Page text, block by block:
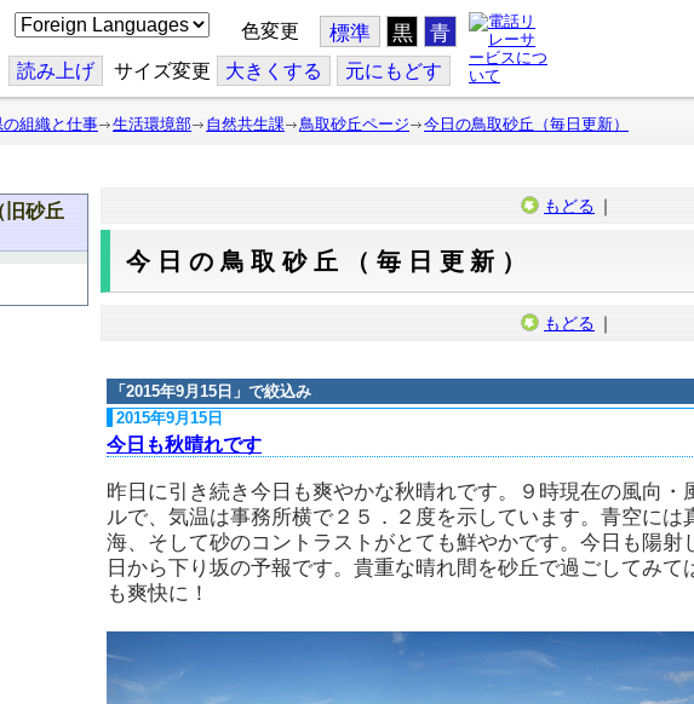
こ
の
ジ
を
翻
色変更 標準 黒 青
読み上げ サイズ変更 大きくする 元にもどす
の組織と仕事 生活環境部 自然共生課 鳥取砂丘ページ 今日の鳥取砂丘（毎日更新）
旧砂丘
もどる ｜
今日の鳥取砂丘（毎日更新）
もどる ｜
「 2015年9月15日 」で絞込み
2015年9月15日
今日も秋晴れです
昨日に引き続き今日も爽やかな秋晴れです。９時現在の風向・
ルで、気温は事務所横で２５．２度を示しています。青空には
海、そして砂のコントラストがとても鮮やかです。今日も陽射
日から下り坂の予報です。貴重な晴れ間を砂丘で過ごしてみ
も爽快に！